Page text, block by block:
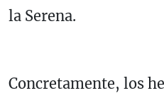
la Serena.
Concretamente, los